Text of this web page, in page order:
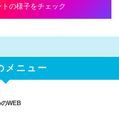
の様子をチェック
メニュー
WEB